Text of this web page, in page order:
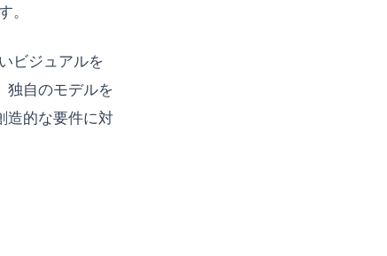
。
ビジュアルを
独自のモデルを
造的な要件に対